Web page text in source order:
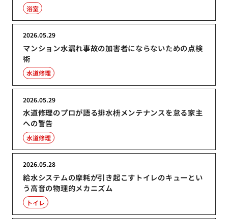
浴室
マンション水漏れ事故の加害者にならないための点検
術
2026.05.29
水道修理
水道修理のプロが語る排水枡メンテナンスを怠る家主
への警告
2026.05.29
水道修理
給水システムの摩耗が引き起こすトイレのキューとい
う高音の物理的メカニズム
2026.05.28
トイレ